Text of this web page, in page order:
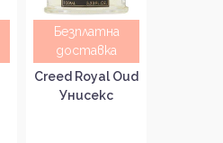
Безплатна
доставка
Creed Royal Oud
Унисекс